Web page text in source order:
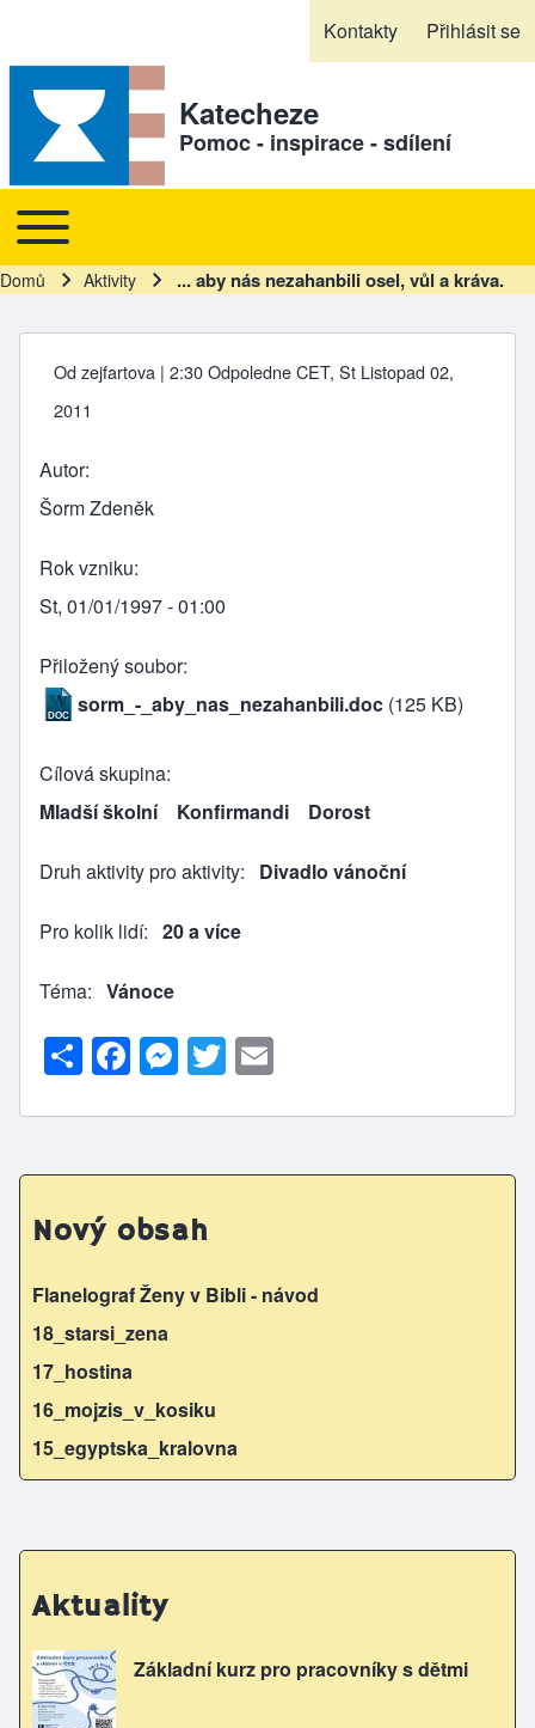
Kontakty Přihlásit se
Katecheze
Pomoc - inspirace - sdílení
Hlavní navigace
Toggle main menu
Drobečková navigace
Domů Aktivity ... aby nás nezahanbili osel, vůl a kráva.
Od zejfartova | 2:30 Odpoledne CET, St Listopad 02,
2011
Autor
Šorm Zdeněk
Rok vzniku
St, 01/01/1997 - 01:00
Přiložený soubor
sorm_-_aby_nas_nezahanbili.doc (125 KB)
Cílová skupina
Mladší školní
Konfirmandi Dorost
Druh aktivity pro aktivity Divadlo vánoční
Pro kolik lidí 20 a více
Téma Vánoce
S
h
ar
e
F
a
c
e
b
o
o
k
M
e
s
s
e
n
g
er
T
w
itt
er
ai
l
Nový obsah
Flanelograf Ženy v Bibli - návod
18_starsi_zena
17_hostina
16_mojzis_v_kosiku
15_egyptska_kralovna
Aktuality
Základní kurz pro pracovníky s dětmi